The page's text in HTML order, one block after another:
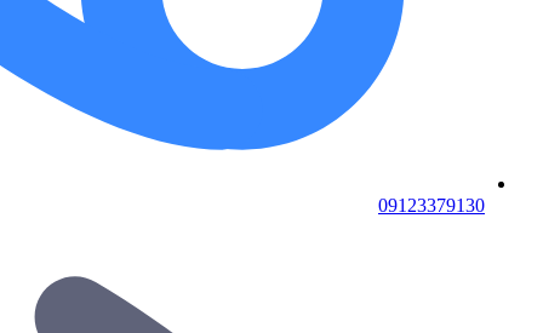
09123379130